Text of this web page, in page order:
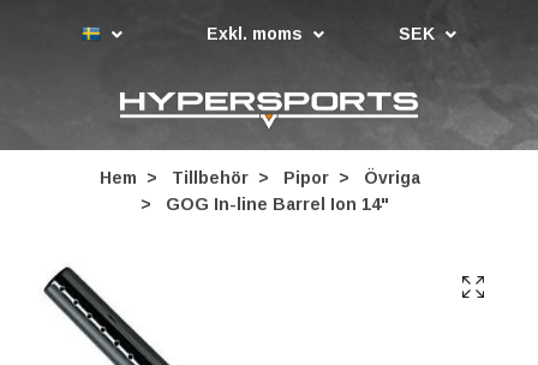
Exkl. moms SEK
Hem Tillbehör Pipor
Övriga
GOG In-line Barrel Ion 14"